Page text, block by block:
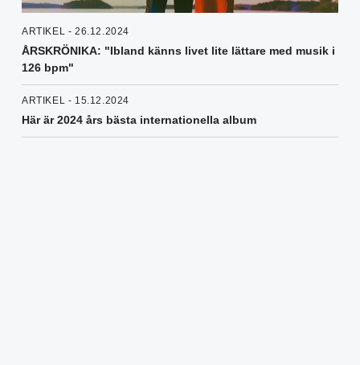
ARTIKEL - 26.12.2024
ÅRSKRÖNIKA: "Ibland känns livet lite lättare med musik i
126 bpm"
ARTIKEL - 15.12.2024
Här är 2024 års bästa internationella album